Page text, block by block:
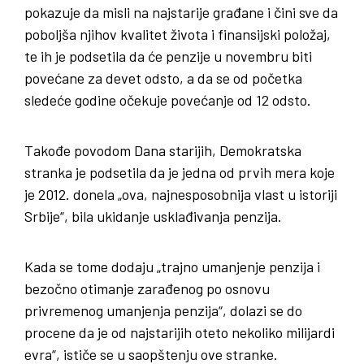
pokazuje da misli na najstarije građane i čini sve da
poboljša njihov kvalitet života i finansijski položaj,
te ih je podsetila da će penzije u novembru biti
povećane za devet odsto, a da se od početka
sledeće godine očekuje povećanje od 12 odsto.
Takođe povodom Dana starijih, Demokratska
stranka je podsetila da je jedna od prvih mera koje
je 2012. donela „ova, najnesposobnija vlast u istoriji
Srbije“, bila ukidanje usklađivanja penzija.
Kada se tome dodaju „trajno umanjenje penzija i
bezočno otimanje zarađenog po osnovu
privremenog umanjenja penzija“, dolazi se do
procene da je od najstarijih oteto nekoliko milijardi
evra“, ističe se u saopštenju ove stranke.